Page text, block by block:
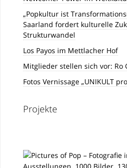
„Popkultur ist
Saarland fordert kulturelle
Strukturwandel
Los Payos im Mettlacher Hof
Mitglieder stellen sich vor: Ro
Fotos Vernissage „UNIKULT
Projekte